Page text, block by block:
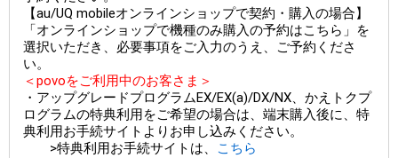
【au/UQ mobileオンラインショップで契約・購入の場合】
「オンラインショップで機種のみ購入の予約はこちら」を
選択いただき、必要事項をご入力のうえ、ご予約くださ
い。
＜povoをご利用中のお客さま＞
・アップグレードプログラムEX/EX(a)/DX/NX、かえトクプ
ログラムの特典利用をご希望の場合は、端末購入後に、特
典利用お手続サイトよりお申し込みください。
>特典利用お手続サイトは、
こちら